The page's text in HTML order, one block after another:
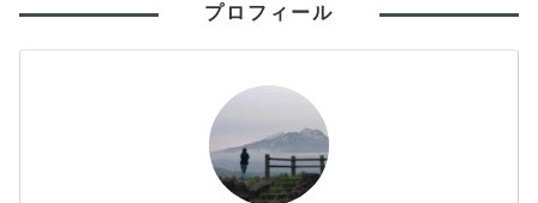
プロフィール